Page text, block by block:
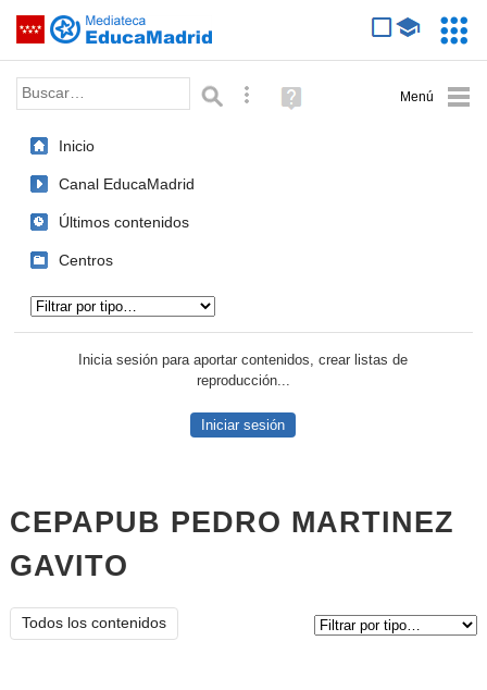
Saltar navegación
Palabra o frase: Búsqueda avanzada
Ayuda
(en
Inicio
Canal EducaMadrid
Últimos contenidos
Centros
Inicia sesión para aportar contenidos, crear listas de
reproducción...
Iniciar sesión
CEPAPUB PEDRO MARTINEZ
GAVITO
Todos los contenidos